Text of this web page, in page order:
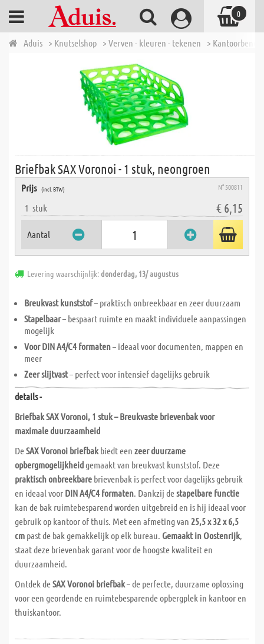
Aduis > Knutselshop > Verven - kleuren - tekenen >
Briefbak SAX Voronoi - 1 stuk, neongroen
Prijs (incl. BTW) N° 500811
1 stuk € 6,15
Aantal
Levering waarschijnlijk:donderdag, 13/ augustus
Breukvast kunststof– praktisch onbreekbaar en zeer duurzaam
Stapelbaar– bespaart ruimte en maakt individuele aanpassingen
mogelijk
Voor DIN A4/C4 formaten– ideaal voor documenten, mappen en
meer
Zeer slijtvast– perfect voor intensief dagelijks gebruik
details -
Briefbak SAX Voronoi, 1 stuk – Breukvaste brievenbak voor
maximale duurzaamheid
DeSAX Voronoi briefbak biedt een zeer duurzame
opbergmogelijkheidgemaakt van breukvast kunststof. Deze
praktisch onbreekbare brievenbak is perfect voor dagelijks gebruik
en ideaal voor DIN A4/C4 formaten. Dankzij destapelbare functie
kan de bak ruimtebesparend worden uitgebreid en is hij ideaal voor
gebruik op kantoor of thuis. Met een afmeting van 25,5 x 32 x 6,5
cm past de bak gemakkelijk op elk bureau. Gemaakt in Oostenrijk,
staat deze brievenbak garant voor de hoogste kwaliteit en
duurzaamheid.
Ontdek deSAX Voronoi briefbak– de perfecte, duurzame oplossing
voor een geordende en ruimtebesparende opbergplek in kantoor en
thuiskantoor.
0